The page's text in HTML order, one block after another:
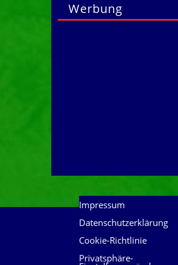
Werbung
Impressum
Datenschutzerklärung
Cookie-Richtlinie
Privatsphäre-